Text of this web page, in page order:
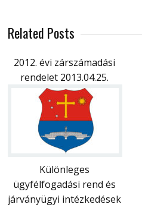
Related Posts
2012. évi zárszámadási
rendelet 2013.04.25.
Különleges
ügyfélfogadási rend és
járványügyi intézkedések